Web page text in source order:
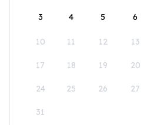
3 4 5 6
10 11 12 13
17 18 19 20
24 25 26 27
31